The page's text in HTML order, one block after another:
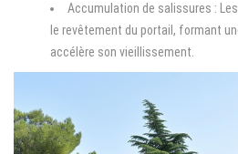
Accumulation de salissures :
le revêtement du portail, formant
accélère son vieillissement.